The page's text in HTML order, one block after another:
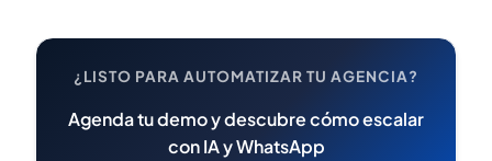
¿LISTO PARA AUTOMATIZAR TU AGENCIA?
Agenda tu demo y descubre cómo escalar
con IA y WhatsApp